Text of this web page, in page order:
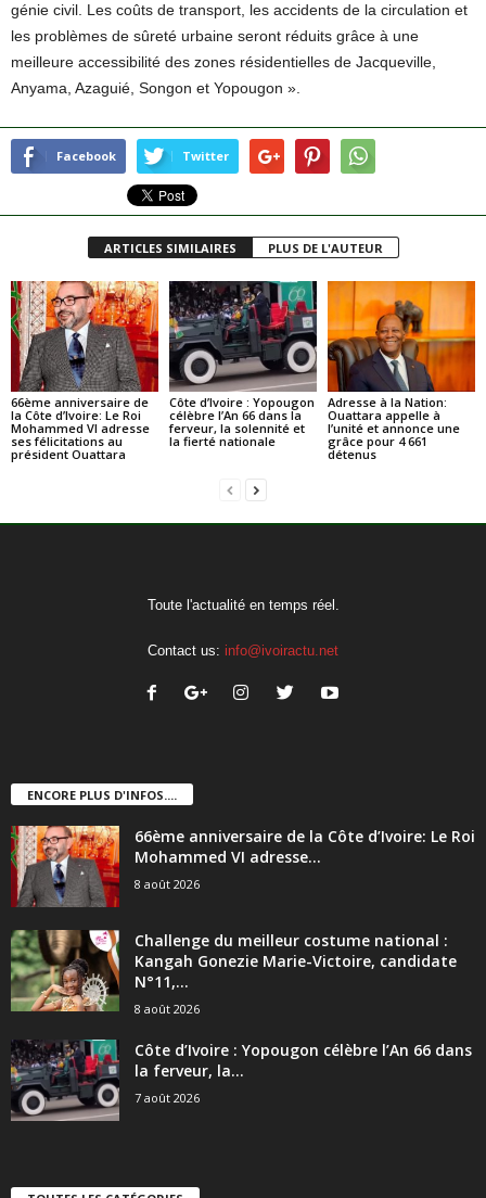
génie civil. Les coûts de transport, les accidents de la circulation et
les problèmes de sûreté urbaine seront réduits grâce à une
meilleure accessibilité des zones résidentielles de Jacqueville,
Anyama, Azaguié, Songon et Yopougon ».
Facebook Twitter
ARTICLES SIMILAIRES PLUS DE L'AUTEUR
66ème anniversaire de
la Côte d’Ivoire: Le Roi
Mohammed VI adresse
ses félicitations au
président Ouattara
Côte d’Ivoire : Yopougon
célèbre l’An 66 dans la
ferveur, la solennité et
la fierté nationale
Adresse à la Nation:
Ouattara appelle à
l’unité et annonce une
grâce pour 4 661
détenus
Toute l'actualité en temps réel.
Contact us: info@ivoiractu.net
ENCORE PLUS D'INFOS....
66ème anniversaire de la Côte d’Ivoire: Le Roi
Mohammed VI adresse...
8 août 2026
Challenge du meilleur costume national :
Kangah Gonezie Marie-Victoire, candidate
N°11,...
8 août 2026
Côte d’Ivoire : Yopougon célèbre l’An 66 dans
la ferveur, la...
7 août 2026